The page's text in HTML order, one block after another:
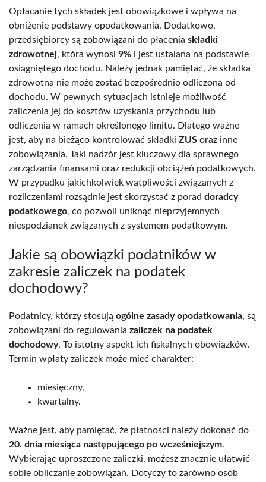
Opłacanie tych składek jest obowiązkowe i wpływa na
obniżenie podstawy opodatkowania. Dodatkowo,
przedsiębiorcy są zobowiązani do płacenia składki
zdrowotnej, która wynosi 9% i jest ustalana na podstawie
osiągniętego dochodu. Należy jednak pamiętać, że składka
zdrowotna nie może zostać bezpośrednio odliczona od
dochodu. W pewnych sytuacjach istnieje możliwość
zaliczenia jej do kosztów uzyskania przychodu lub
odliczenia w ramach określonego limitu. Dlatego ważne
jest, aby na bieżąco kontrolować składki ZUS oraz inne
zobowiązania. Taki nadzór jest kluczowy dla sprawnego
zarządzania finansami oraz redukcji obciążeń podatkowych.
W przypadku jakichkolwiek wątpliwości związanych z
rozliczeniami rozsądnie jest skorzystać z porad doradcy
podatkowego, co pozwoli uniknąć nieprzyjemnych
niespodzianek związanych z systemem podatkowym.
Jakie są obowiązki podatników w
zakresie zaliczek na podatek
dochodowy?
Podatnicy, którzy stosują ogólne zasady opodatkowania, są
zobowiązani do regulowania zaliczek na podatek
dochodowy. To istotny aspekt ich fiskalnych obowiązków.
Termin wpłaty zaliczek może mieć charakter:
miesięczny,
kwartalny.
Ważne jest, aby pamiętać, że płatności należy dokonać do
20. dnia miesiąca następującego po wcześniejszym.
Wybierając uproszczone zaliczki, możesz znacznie ułatwić
sobie obliczanie zobowiązań. Dotyczy to zarówno osób